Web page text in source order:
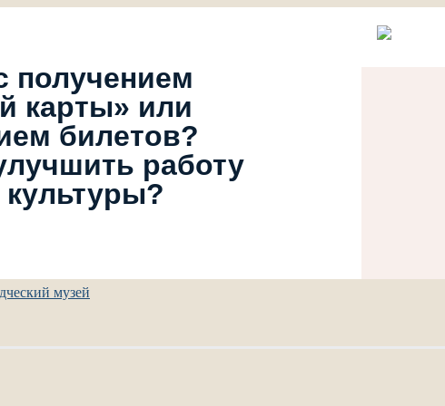
получением
карты» или
билетов?
работу